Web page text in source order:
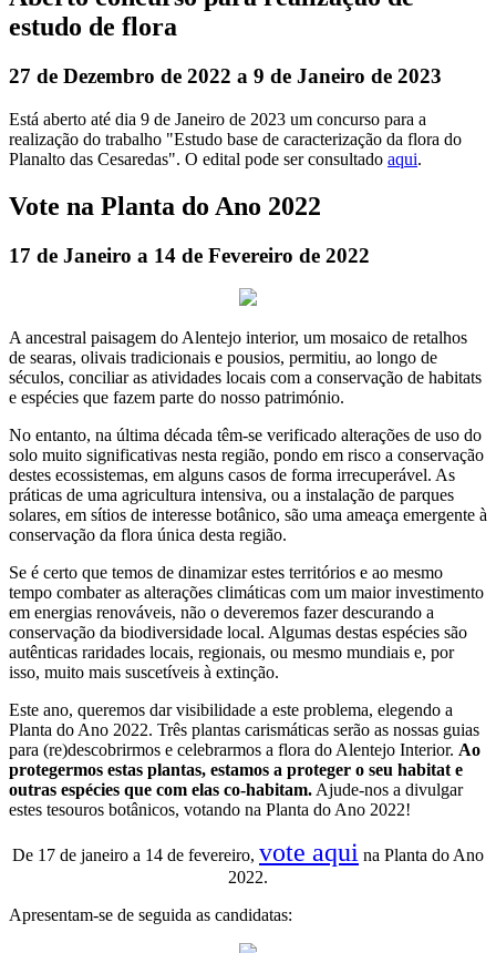
estudo de flora
27 de Dezembro de 2022 a 9 de Janeiro de 2023
Está aberto até dia 9 de Janeiro de 2023 um concurso para a
realização do trabalho "Estudo base de caracterização da flora do
Planalto das Cesaredas". O edital pode ser consultado aqui.
Vote na Planta do Ano 2022
17 de Janeiro a 14 de Fevereiro de 2022
A ancestral paisagem do Alentejo interior, um mosaico de retalhos
de searas, olivais tradicionais e pousios, permitiu, ao longo de
séculos, conciliar as atividades locais com a conservação de habitats
e espécies que fazem parte do nosso património.
No entanto, na última década têm-se verificado alterações de uso do
solo muito significativas nesta região, pondo em risco a conservação
destes ecossistemas, em alguns casos de forma irrecuperável. As
práticas de uma agricultura intensiva, ou a instalação de parques
solares, em sítios de interesse botânico, são uma ameaça emergente à
conservação da flora única desta região.
Se é certo que temos de dinamizar estes territórios e ao mesmo
tempo combater as alterações climáticas com um maior investimento
em energias renováveis, não o deveremos fazer descurando a
conservação da biodiversidade local. Algumas destas espécies são
autênticas raridades locais, regionais, ou mesmo mundiais e, por
isso, muito mais suscetíveis à extinção.
Este ano, queremos dar visibilidade a este problema, elegendo a
Planta do Ano 2022. Três plantas carismáticas serão as nossas guias
para (re)descobrirmos e celebrarmos a flora do Alentejo Interior. Ao
protegermos estas plantas, estamos a proteger o seu habitat e
outras espécies que com elas co-habitam.Ajude-nos a divulgar
estes tesouros botânicos, votando na Planta do Ano 2022!
De 17 de janeiro a 14 de fevereiro, vote aqui na Planta do Ano
2022.
Apresentam-se de seguida as candidatas: